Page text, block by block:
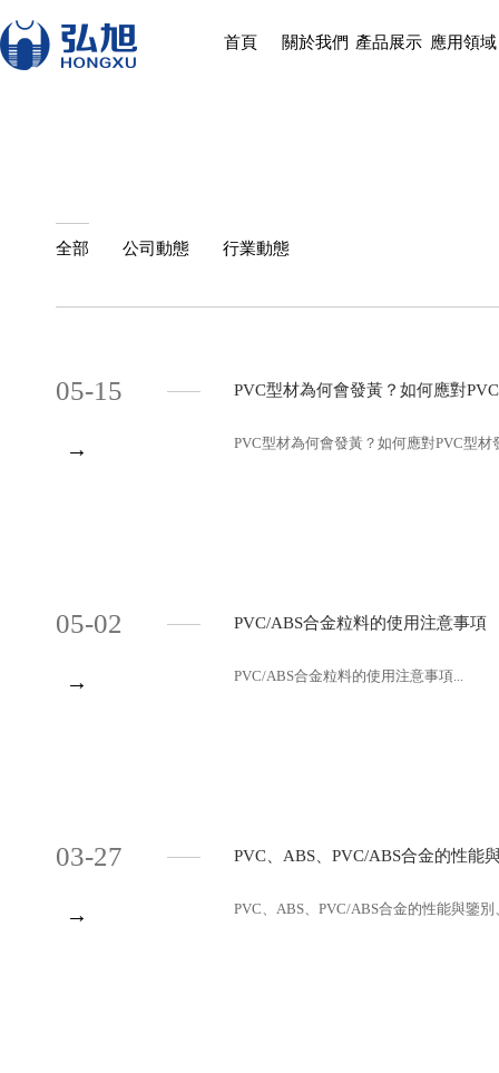
首頁 關於我們 產品展示 應用領域
全部 公司動態 行業動態
05-15
→
PVC型材為何會發黃？如何應對
PVC型材為何會發黃？如何應對PVC型材
05-02
→
PVC/ABS合金粒料的使用注意事項
PVC/ABS合金粒料的使用注意事項...
03-27
→
PVC、ABS、PVC/ABS合金的性能
PVC、ABS、PVC/ABS合金的性能與鑒別